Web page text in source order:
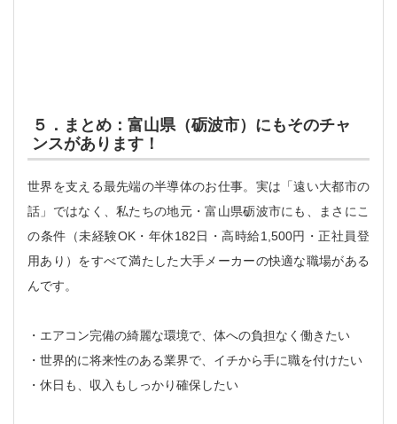
５．まとめ：富山県（砺波市）にもそのチャ
ンスがあります！
世界を支える最先端の半導体のお仕事。実は「遠い大都市の
話」ではなく、私たちの地元・富山県砺波市にも、まさにこ
の条件（未経験OK・年休182日・高時給1,500円・正社員登
用あり）をすべて満たした大手メーカーの快適な職場がある
んです。
・エアコン完備の綺麗な環境で、体への負担なく働きたい
・世界的に将来性のある業界で、イチから手に職を付けたい
・休日も、収入もしっかり確保したい